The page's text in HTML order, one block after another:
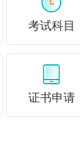
考试科目
证书申请